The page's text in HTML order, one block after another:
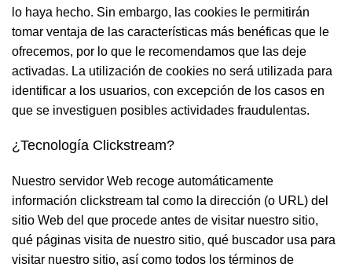
lo haya hecho. Sin embargo, las cookies le permitirán
tomar ventaja de las características más benéficas que le
ofrecemos, por lo que le recomendamos que las deje
activadas. La utilización de cookies no será utilizada para
identificar a los usuarios, con excepción de los casos en
que se investiguen posibles actividades fraudulentas.
¿Tecnología Clickstream?
Nuestro servidor Web recoge automáticamente
información clickstream tal como la dirección (o URL) del
sitio Web del que procede antes de visitar nuestro sitio,
qué páginas visita de nuestro sitio, qué buscador usa para
visitar nuestro sitio, así como todos los términos de